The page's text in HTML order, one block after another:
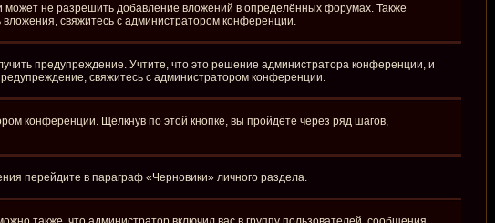
не разрешить добавление вложений в определённых форумах. Также
свяжитесь с администратором конференции.
предупреждение. Учтите, что это решение администратора конференции, и
свяжитесь с администратором конференции.
конференции. Щёлкнув по этой кнопке, вы пройдёте через ряд шагов,
перейдите в параграф «Черновики» личного раздела.